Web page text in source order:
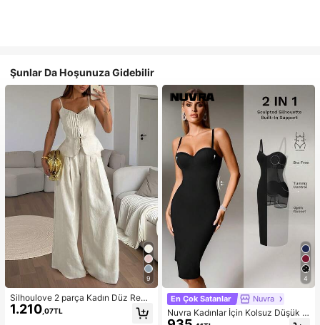
Şunlar Da Hoşunuza Gidebilir
9
Silhoulove 2 parça Kadın Düz Renk
Atlet Üst ve Pantolon Takımı, Yaz İç
in Uygun Moda
1.210 ,07TL
4
En Çok Satanlar Nuvra
Nuvra Kadınlar İçin Kolsuz Düşük K
esimli Çift Katmanlı Karın Toparlayı